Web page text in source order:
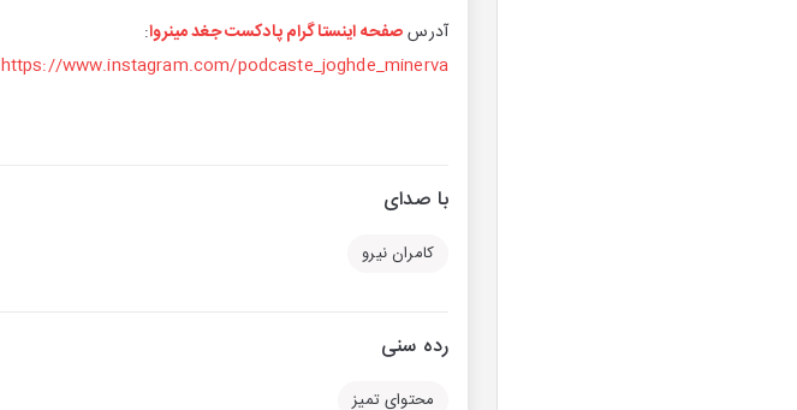
آدرسصفحه اینستاگرام پادکست جغد مینروا:
https://www.instagram.com/podcaste_joghde_minerva/
با صدای
کامران نیرو
رده سنی
محتوای تمیز